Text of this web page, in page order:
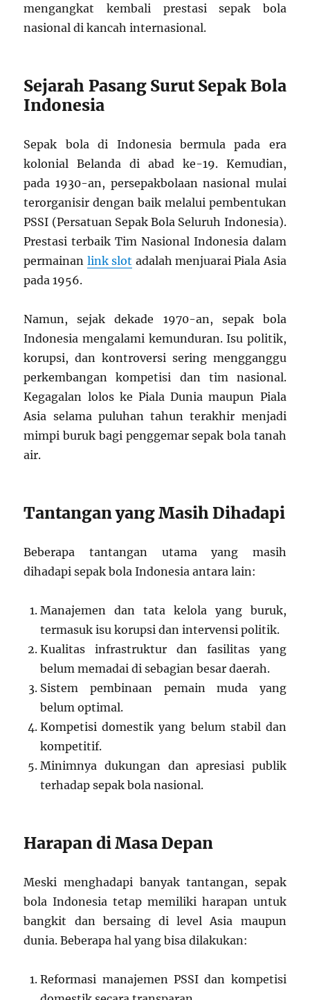
mengangkat kembali prestasi sepak bola
nasional di kancah internasional.
Sejarah Pasang Surut Sepak Bola
Indonesia
Sepak bola di Indonesia bermula pada era
kolonial Belanda di abad ke-19. Kemudian,
pada 1930-an, persepakbolaan nasional mulai
terorganisir dengan baik melalui pembentukan
PSSI (Persatuan Sepak Bola Seluruh Indonesia).
Prestasi terbaik Tim Nasional Indonesia dalam
permainan link slot adalah menjuarai Piala Asia
pada 1956.
Namun, sejak dekade 1970-an, sepak bola
Indonesia mengalami kemunduran. Isu politik,
korupsi, dan kontroversi sering mengganggu
perkembangan kompetisi dan tim nasional.
Kegagalan lolos ke Piala Dunia maupun Piala
Asia selama puluhan tahun terakhir menjadi
mimpi buruk bagi penggemar sepak bola tanah
air.
Tantangan yang Masih Dihadapi
Beberapa tantangan utama yang masih
dihadapi sepak bola Indonesia antara lain:
Manajemen dan tata kelola yang buruk,
termasuk isu korupsi dan intervensi politik.
Kualitas infrastruktur dan fasilitas yang
belum memadai di sebagian besar daerah.
Sistem pembinaan pemain muda yang
belum optimal.
Kompetisi domestik yang belum stabil dan
kompetitif.
Minimnya dukungan dan apresiasi publik
terhadap sepak bola nasional.
Harapan di Masa Depan
Meski menghadapi banyak tantangan, sepak
bola Indonesia tetap memiliki harapan untuk
bangkit dan bersaing di level Asia maupun
dunia. Beberapa hal yang bisa dilakukan:
Reformasi manajemen PSSI dan kompetisi